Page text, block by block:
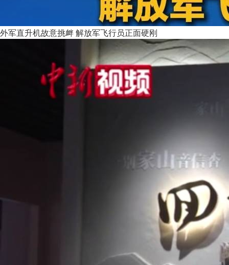
外军直升机故意挑衅 解放军飞行员正面硬刚